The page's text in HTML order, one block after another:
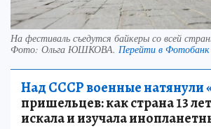
На фестиваль съедутся байкеры со всей
Фото: Ольга ЮШКОВА. Перейти в
Над СССР военные натянули
пришельцев: как страна 13
искала и изучала